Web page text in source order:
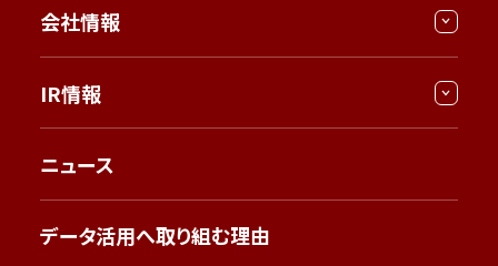
会社情報
IR情報
ニュース
データ活用へ取り組む理由